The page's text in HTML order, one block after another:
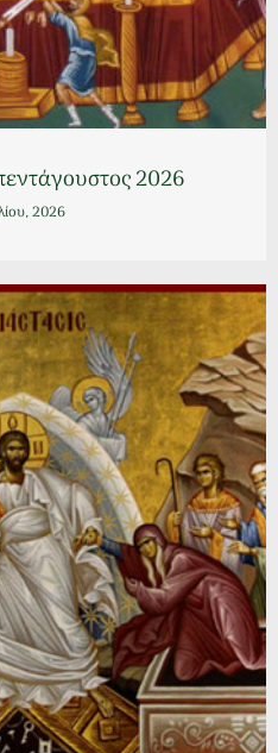
2026
2026